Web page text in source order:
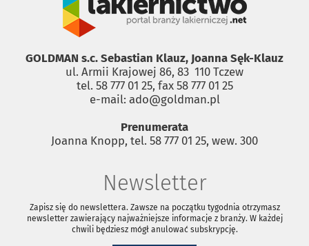
GOLDMAN s.c. Sebastian Klauz, Joanna Sęk-Klauz
ul. Armii Krajowej 86, 83 ­ 110 Tczew
tel. 58 777 01 25, fax 58 777 01 25
e-mail: ado@goldman.pl
Prenumerata
Joanna Knopp, tel. 58 777 01 25, wew. 300
Newsletter
Zapisz się do newslettera. Zawsze na początku tygodnia otrzymasz
newsletter zawierający najważniejsze informacje z branży. W każdej
chwili będziesz mógł anulować subskrypcję.